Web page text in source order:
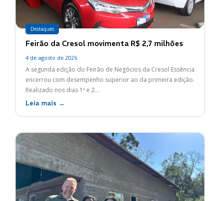
Destaques
Feirão da Cresol movimenta R$ 2,7 milhões
4 de agosto de 2026
A segunda edição do Feirão de Negócios da Cresol Essência
encerrou com desempenho superior ao da primeira edição.
Realizado nos dias 1º e 2...
Leia mais →